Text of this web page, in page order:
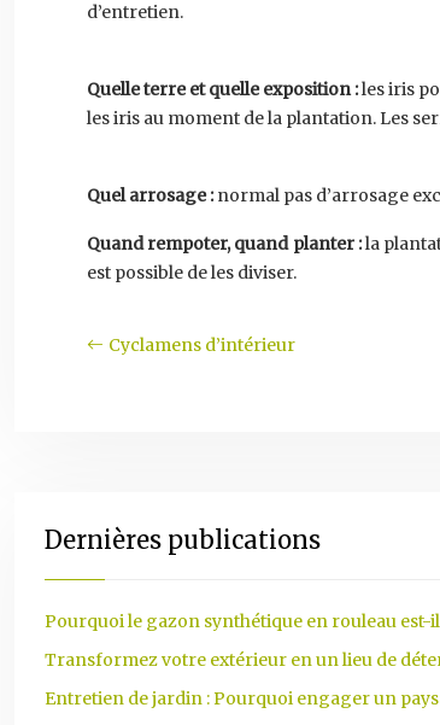
d’entretien.
Quelle terre et quelle exposition :les iris
les iris au moment de la plantation. Les
Quel arrosage :normal pas d’arrosage
Quand rempoter, quand planter :la
est possible de les diviser.
Cyclamens d’intérieur
Dernières publications
Pourquoi le gazon synthétique en rouleau est-
Transformez votre extérieur en un lieu de
Entretien de jardin : Pourquoi engager un